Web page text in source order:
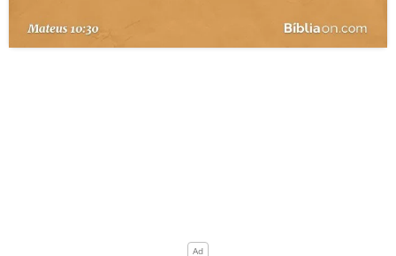
PERGUNTE À BÍBLIA